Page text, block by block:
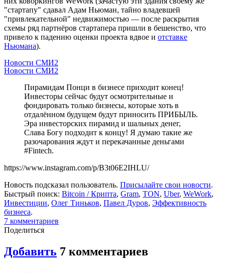
"стартапу" сдавал Адам Ньюман, тайно владевшей
"привлекательной" недвижимостью — после раскрытия
схемы ряд партнёров стартапера пришли в бешенство, что
привело к падению оценки проекта вдвое и отставке
Ньюмана).
Новости СМИ2
Новости СМИ2
Пирамидам Понци в бизнесе приходит конец!
Инвесторы сейчас будут осмотрительные и
фондировать только бизнесы, которые хоть в
отдалённом будущем будут приносить ПРИБЫЛЬ.
Эра инвесторских пирамид и шальных денег,
Слава Богу подходит к концу! Я думаю такие же
разочарования ждут и перекачанные деньгами
#Fintech.
https://www.instagram.com/p/B3t06E2IHLU/
Новость подсказал пользователь. Присылайте свои новости.
Быстрый поиск: Bitcoin / Крипта, Gram, TON, Uber, WeWork,
Инвестиции, Олег Тиньков, Павел Дуров, Эффективность
бизнеса.
7 комментариев
Поделиться
Добавить 7 комментариев